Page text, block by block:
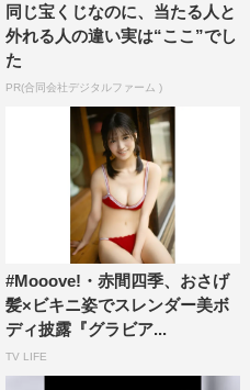
同じ宝くじなのに、当たる人と
外れる人の違い実は“ここ”でし
た
PR(合同会社デジタルファーム )
#Mooove!・赤間四季、おさげ
髪×ビキニ姿でスレンダー美ボ
ディ披露『グラビア...
TV LIFE